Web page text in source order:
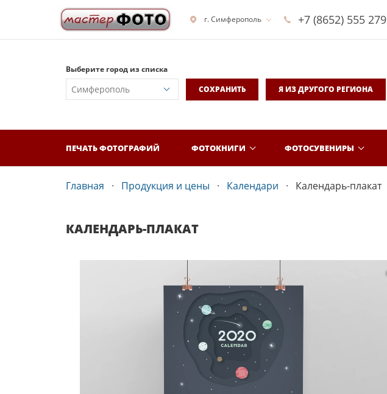
г. Симферополь +7 (8652) 555 279
Выберите город из списка
СОХРАНИТЬ
Я ИЗ ДРУГОГО РЕГИОНА
ПЕЧАТЬ ФОТОГРАФИЙ ФОТОКНИГИ ФОТОСУВЕНИРЫ
Главная Продукция и цены Календари Календарь-плакат
КАЛЕНДАРЬ-ПЛАКАТ